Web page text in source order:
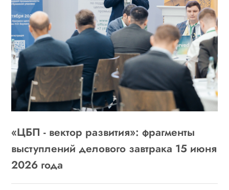
«ЦБП - вектор развития»: фрагменты
выступлений делового завтрака 15 июня
2026 года